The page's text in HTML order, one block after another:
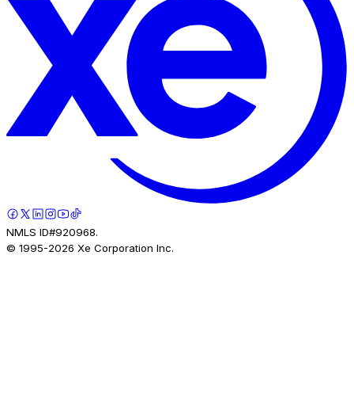
NMLS ID#920968.
© 1995-2026 Xe Corporation Inc.